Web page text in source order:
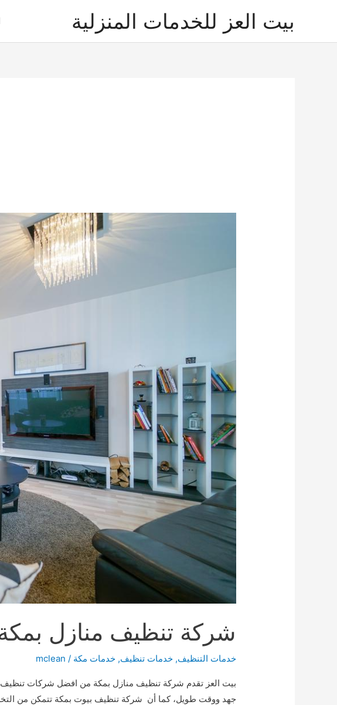
بيت العز للخدمات المنزلية
شركة تنظيف منازل بمكة
خدمات التنظيف,خدمات تنظيف,خدمات مكة /
mclean
بيت العز تقدم شركة تنظيف منازل بمكة من افضل شركات تنظيف
جهد ووقت طويل، كما أن شركة تنظيف بيوت بمكة تتمكن من